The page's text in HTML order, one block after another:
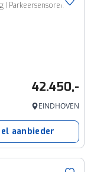
| Parkeersensoren |
42.450,-
EINDHOVEN
aanbieder